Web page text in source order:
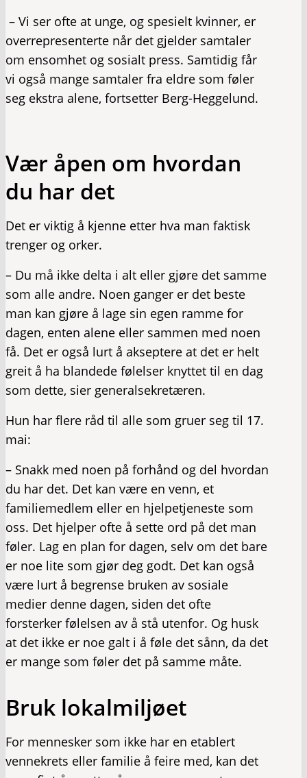
– Vi ser ofte at unge, og spesielt kvinner, er
overrepresenterte når det gjelder samtaler
om ensomhet og sosialt press. Samtidig får
vi også mange samtaler fra eldre som føler
seg ekstra alene, fortsetter Berg-Heggelund.
Vær åpen om hvordan
du har det
Det er viktig å kjenne etter hva man faktisk
trenger og orker.
– Du må ikke delta i alt eller gjøre det samme
som alle andre. Noen ganger er det beste
man kan gjøre å lage sin egen ramme for
dagen, enten alene eller sammen med noen
få. Det er også lurt å akseptere at det er helt
greit å ha blandede følelser knyttet til en dag
som dette, sier generalsekretæren.
Hun har flere råd til alle som gruer seg til 17.
mai:
– Snakk med noen på forhånd og del hvordan
du har det. Det kan være en venn, et
familiemedlem eller en hjelpetjeneste som
oss. Det hjelper ofte å sette ord på det man
føler. Lag en plan for dagen, selv om det bare
er noe lite som gjør deg godt. Det kan også
være lurt å begrense bruken av sosiale
medier denne dagen, siden det ofte
forsterker følelsen av å stå utenfor. Og husk
at det ikke er noe galt i å føle det sånn, da det
er mange som føler det på samme måte.
Bruk lokalmiljøet
For mennesker som ikke har en etablert
vennekrets eller familie å feire med, kan det